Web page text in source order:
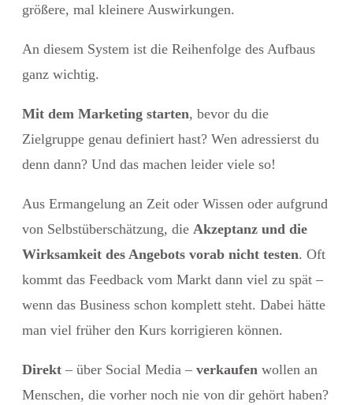
größere, mal kleinere Auswirkungen.
An diesem System ist die Reihenfolge des Aufbaus
ganz wichtig.
Mit dem Marketing starten, bevor du die
Zielgruppe genau definiert hast? Wen adressierst du
denn dann? Und das machen leider viele so!
Aus Ermangelung an Zeit oder Wissen oder aufgrund
von Selbstüberschätzung, die Akzeptanz und die
Wirksamkeit des Angebots vorab nicht testen. Oft
kommt das Feedback vom Markt dann viel zu spät –
wenn das Business schon komplett steht. Dabei hätte
man viel früher den Kurs korrigieren können.
Direkt – über Social Media – verkaufen wollen an
Menschen, die vorher noch nie von dir gehört haben?